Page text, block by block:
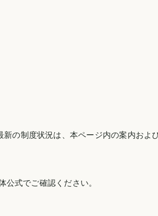
新の制度状況は、本ページ内の案内およ
公式でご確認ください。